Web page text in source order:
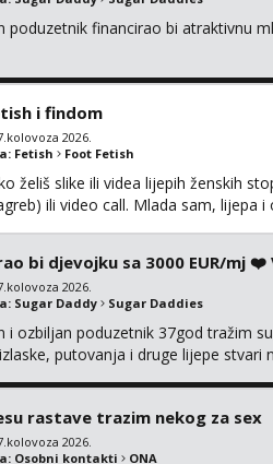
poduzetnik financirao bi atraktivnu
i findom
2026.
Fetish Foot Fetish
želiš slike ili videa lijepih ženskih
ili video call. Mlada sam, lijepa
bi djevojku sa 3000 EUR/mj
2026.
Sugar Daddy Sugar Daddies
i ozbiljan poduzetnik 37god tražim
putovanja i druge lijepe
rastave trazim nekog za sex
2026.
Osobni kontakti ONA